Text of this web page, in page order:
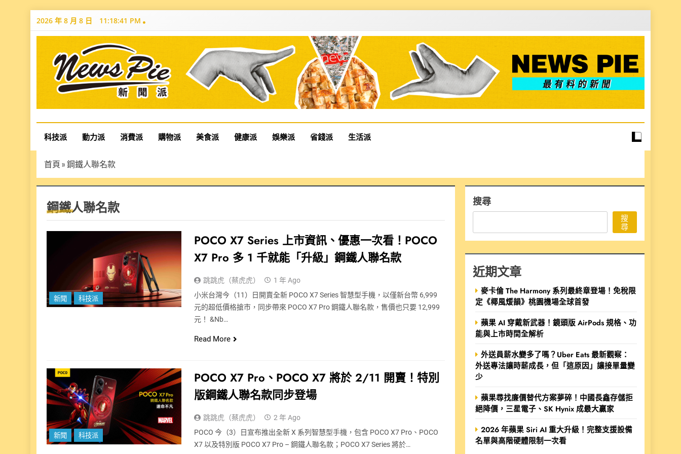
Skip
2026 年 8 月 8 日 11:18:42 PM
News Pie
最有料的新聞
科技派 動力派 消費派 購物派 美食派 健康派 娛樂派 省錢派 生活派
首頁 » 鋼鐵人聯名款
鋼鐵人聯名款
新聞 科技派
POCO X7 Series 上市資訊、優惠一次看！POCO
X7 Pro 多 1 千就能「升級」鋼鐵人聯名款
跳跳虎（蔡虎虎）
1 年 Ago
小米台灣今（11）日開賣全新 POCO X7 Series 智慧型手機，以僅新台幣 6,999
元的超低價格搶市，同步帶來 POCO X7 Pro 鋼鐵人聯名款，售價也只要 12,999
元！ &nb…
Read More
新聞 科技派
POCO X7 Pro、POCO X7 將於 2/11 開賣！特別
版鋼鐵人聯名款同步登場
跳跳虎（蔡虎虎）
2 年 Ago
POCO 今（3）日宣布推出全新 X 系列智慧型手機，包含 POCO X7 Pro、POCO
X7 以及特別版 POCO X7 Pro – 鋼鐵人聯名款；POCO X7 Series 將於…
搜尋
搜
尋
近期文章
麥卡倫 The Harmony 系列最終章登場！免稅限
定《椰風煖韻》桃園機場全球首發
蘋果 AI 穿戴新武器！鏡頭版 AirPods 規格、功
能與上市時間全解析
外送員薪水變多了嗎？Uber Eats 最新觀察：
外送專法讓時薪成長，但「這原因」讓接單量變
少
蘋果尋找廉價替代方案夢碎！中國長鑫存儲拒
絕降價，三星電子、SK Hynix 成最大贏家
2026 年蘋果 Siri AI 重大升級！完整支援設備
名單與高階硬體限制一次看